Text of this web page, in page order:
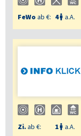
FeWo ab €: 4 a.A.
Zi.ab €: 1  a.A.